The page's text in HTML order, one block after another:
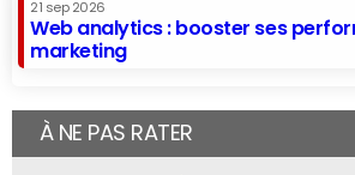
21 sep 2026
Web analytics : booster ses
marketing
À NE PAS RATER